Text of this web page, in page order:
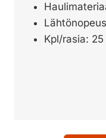
Kpl/rasia: 25